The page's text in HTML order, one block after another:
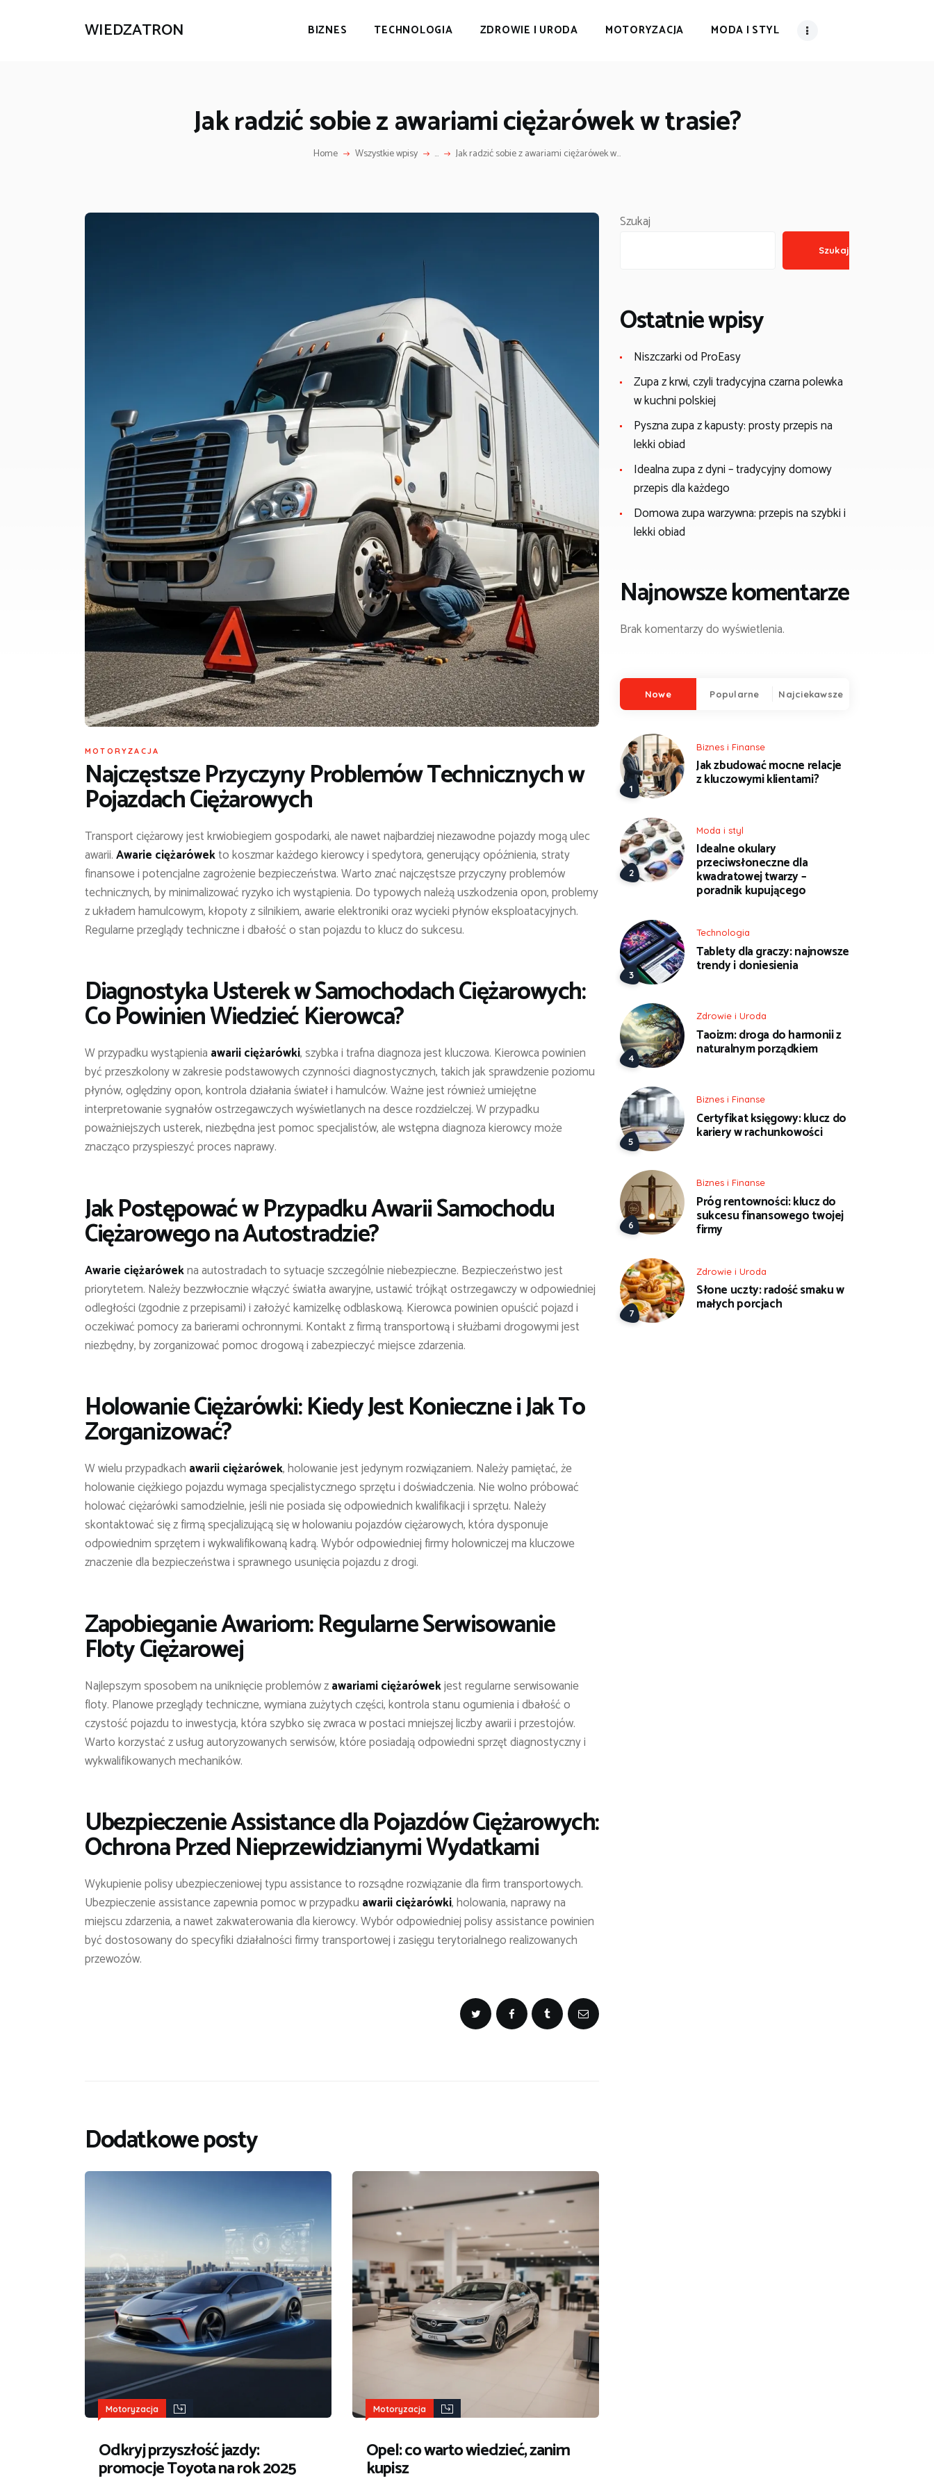
WIEDZATRON BIZNES TECHNOLOGIA ZDROWIE I URODA MOTORYZACJA MODA I STYL
Jak radzić sobie z awariami ciężarówek w trasie?
Home Wszystkie wpisy ... Jak radzić sobie z awariami ciężarówek w...
MOTORYZACJA
Najczęstsze Przyczyny Problemów Technicznych w
Pojazdach Ciężarowych
Transport ciężarowy jest krwiobiegiem gospodarki, ale nawet najbardziej niezawodne pojazdy mogą ulec
awarii.Awarie ciężarówekto koszmar każdego kierowcy i spedytora, generujący opóźnienia, straty
finansowe i potencjalne zagrożenie bezpieczeństwa. Warto znać najczęstsze przyczyny problemów
technicznych, by minimalizować ryzyko ich wystąpienia. Do typowych należą uszkodzenia opon, problemy
z układem hamulcowym, kłopoty z silnikiem, awarie elektroniki oraz wycieki płynów eksploatacyjnych.
Regularne przeglądy techniczne i dbałość o stan pojazdu to klucz do sukcesu.
Diagnostyka Usterek w Samochodach Ciężarowych:
Co Powinien Wiedzieć Kierowca?
W przypadku wystąpienia awarii ciężarówki, szybka i trafna diagnoza jest kluczowa. Kierowca powinien
być przeszkolony w zakresie podstawowych czynności diagnostycznych, takich jak sprawdzenie poziomu
płynów, oględziny opon, kontrola działania świateł i hamulców. Ważne jest również umiejętne
interpretowanie sygnałów ostrzegawczych wyświetlanych na desce rozdzielczej. W przypadku
poważniejszych usterek, niezbędna jest pomoc specjalistów, ale wstępna diagnoza kierowcy może
znacząco przyspieszyć proces naprawy.
Jak Postępować w Przypadku Awarii Samochodu
Ciężarowego na Autostradzie?
Awarie ciężarówekna autostradach to sytuacje szczególnie niebezpieczne. Bezpieczeństwo jest
priorytetem. Należy bezzwłocznie włączyć światła awaryjne, ustawić trójkąt ostrzegawczy w odpowiedniej
odległości (zgodnie z przepisami) i założyć kamizelkę odblaskową. Kierowca powinien opuścić pojazd i
oczekiwać pomocy za barierami ochronnymi. Kontakt z firmą transportową i służbami drogowymi jest
niezbędny, by zorganizować pomoc drogową i zabezpieczyć miejsce zdarzenia.
Holowanie Ciężarówki: Kiedy Jest Konieczne i Jak To
Zorganizować?
W wielu przypadkach awarii ciężarówek, holowanie jest jedynym rozwiązaniem. Należy pamiętać, że
holowanie ciężkiego pojazdu wymaga specjalistycznego sprzętu i doświadczenia. Nie wolno próbować
holować ciężarówki samodzielnie, jeśli nie posiada się odpowiednich kwalifikacji i sprzętu. Należy
skontaktować się z firmą specjalizującą się w holowaniu pojazdów ciężarowych, która dysponuje
odpowiednim sprzętem i wykwalifikowaną kadrą. Wybór odpowiedniej firmy holowniczej ma kluczowe
znaczenie dla bezpieczeństwa i sprawnego usunięcia pojazdu z drogi.
Zapobieganie Awariom: Regularne Serwisowanie
Floty Ciężarowej
Najlepszym sposobem na uniknięcie problemów zawariami ciężarówekjest regularne serwisowanie
floty. Planowe przeglądy techniczne, wymiana zużytych części, kontrola stanu ogumienia i dbałość o
czystość pojazdu to inwestycja, która szybko się zwraca w postaci mniejszej liczby awarii i przestojów.
Warto korzystać z usług autoryzowanych serwisów, które posiadają odpowiedni sprzęt diagnostyczny i
wykwalifikowanych mechaników.
Ubezpieczenie Assistance dla Pojazdów Ciężarowych:
Ochrona Przed Nieprzewidzianymi Wydatkami
Wykupienie polisy ubezpieczeniowej typu assistance to rozsądne rozwiązanie dla firm transportowych.
Ubezpieczenie assistance zapewnia pomoc w przypadku awarii ciężarówki, holowania, naprawy na
miejscu zdarzenia, a nawet zakwaterowania dla kierowcy. Wybór odpowiedniej polisy assistance powinien
być dostosowany do specyfiki działalności firmy transportowej i zasięgu terytorialnego realizowanych
przewozów.
Dodatkowe posty
Motoryzacja
Odkryj przyszłość jazdy:
promocje Toyota na rok 2025
Motoryzacja
Opel: co warto wiedzieć, zanim
kupisz
Szukaj
Szukaj
Ostatnie wpisy
Niszczarki od ProEasy
Zupa z krwi, czyli tradycyjna czarna polewka
w kuchni polskiej
Pyszna zupa z kapusty: prosty przepis na
lekki obiad
Idealna zupa z dyni – tradycyjny domowy
przepis dla każdego
Domowa zupa warzywna: przepis na szybki i
lekki obiad
Najnowsze komentarze
Brak komentarzy do wyświetlenia.
Nowe Popularne Najciekawsze
Biznes i Finanse
Jak zbudować mocne relacje
z kluczowymi klientami?
Moda i styl
Idealne okulary
przeciwsłoneczne dla
kwadratowej twarzy –
poradnik kupującego
Technologia
Tablety dla graczy: najnowsze
trendy i doniesienia
Zdrowie i Uroda
Taoizm: droga do harmonii z
naturalnym porządkiem
Biznes i Finanse
Certyfikat księgowy: klucz do
kariery w rachunkowości
Biznes i Finanse
Próg rentowności: klucz do
sukcesu finansowego twojej
firmy
Zdrowie i Uroda
Słone uczty: radość smaku w
małych porcjach